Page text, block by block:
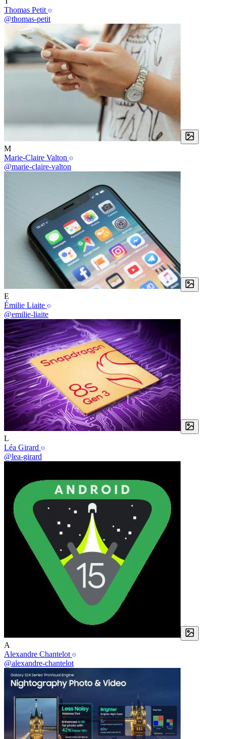
Thomas Petit
@thomas-petit
M
Marie-Claire Valton
@marie-claire-valton
E
Émilie Liaite
@emilie-liaite
L
Léa Girard
@lea-girard
A
Alexandre Chantelot
@alexandre-chantelot